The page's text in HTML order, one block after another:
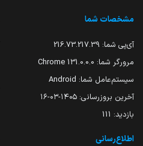
مشخصات شما
آی‌پی شما: 216.73.217.39
مرورگر شما: 131.0.0.0 Chrome
سیستم‌عامل شما: Android
آخرین بروزرسانی: ۱۴۰۵-۰۳-۱۶
بازدید: 111
اطلاع‌رسانی